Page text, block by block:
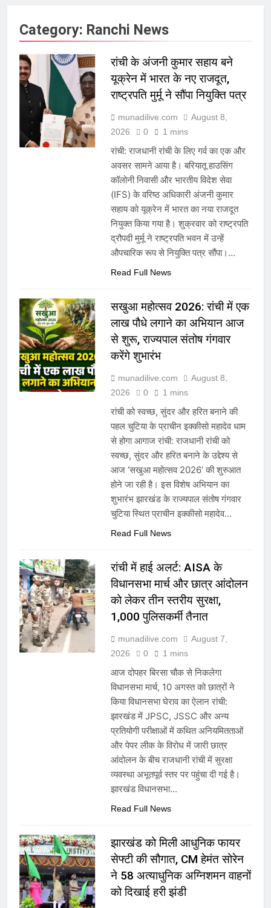
Category: Ranchi News
रांची के अंजनी कुमार सहाय बने
यूक्रेन में भारत के नए राजदूत,
राष्ट्रपति मुर्मू ने सौंपा नियुक्ति पत्र
munadilive.com
August 8,
2026
0 1 mins
रांची: राजधानी रांची के लिए गर्व का एक और
अवसर सामने आया है। बरियातू हाउसिंग
कॉलोनी निवासी और भारतीय विदेश सेवा
(IFS) के वरिष्ठ अधिकारी अंजनी कुमार
सहाय को यूक्रेन में भारत का नया राजदूत
नियुक्त किया गया है। शुक्रवार को राष्ट्रपति
द्रौपदी मुर्मू ने राष्ट्रपति भवन में उन्हें
औपचारिक रूप से नियुक्ति पत्र सौंपा।…
Read Full News
सखुआ महोत्सव 2026: रांची में एक
लाख पौधे लगाने का अभियान आज
से शुरू, राज्यपाल संतोष गंगवार
करेंगे शुभारंभ
munadilive.com
August 8,
2026
0 1 mins
रांची को स्वच्छ, सुंदर और हरित बनाने की
पहल चुटिया के प्राचीन इक्कीसो महादेव धाम
से होगा आगाज रांची: राजधानी रांची को
स्वच्छ, सुंदर और हरित बनाने के उद्देश्य से
आज ‘सखुआ महोत्सव 2026’ की शुरुआत
होने जा रही है। इस विशेष अभियान का
शुभारंभ झारखंड के राज्यपाल संतोष गंगवार
चुटिया स्थित प्राचीन इक्कीसो महादेव…
Read Full News
रांची में हाई अलर्ट: AISA के
विधानसभा मार्च और छात्र आंदोलन
को लेकर तीन स्तरीय सुरक्षा,
1,000 पुलिसकर्मी तैनात
munadilive.com
August 7,
2026
0 1 mins
आज दोपहर बिरसा चौक से निकलेगा
विधानसभा मार्च, 10 अगस्त को छात्रों ने
किया विधानसभा घेराव का ऐलान रांची:
झारखंड में JPSC, JSSC और अन्य
प्रतियोगी परीक्षाओं में कथित अनियमितताओं
और पेपर लीक के विरोध में जारी छात्र
आंदोलन के बीच राजधानी रांची में सुरक्षा
व्यवस्था अभूतपूर्व स्तर पर पहुंचा दी गई है।
झारखंड विधानसभा…
Read Full News
झारखंड को मिली आधुनिक फायर
सेफ्टी की सौगात, CM हेमंत सोरेन
ने 58 अत्याधुनिक अग्निशमन वाहनों
को दिखाई हरी झंडी